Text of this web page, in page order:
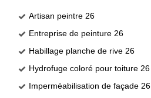
Artisan peintre 26
Entreprise de peinture 26
Habillage planche de rive 26
Hydrofuge coloré pour toiture 26
Imperméabilisation de façade 26